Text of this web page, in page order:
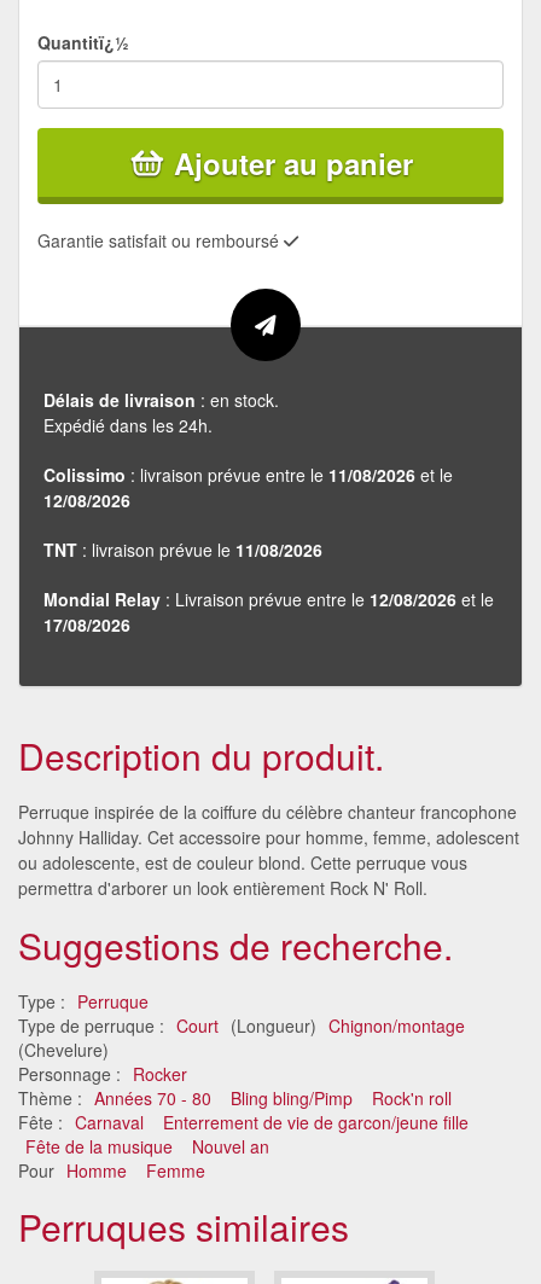
Quantitï¿½
Ajouter au panier
Garantie satisfait ou remboursé
Délais de livraison : en stock.
Expédié dans les 24h.
Colissimo : livraison prévue entre le 11/08/2026 et le
12/08/2026
TNT : livraison prévue le 11/08/2026
Mondial Relay : Livraison prévue entre le 12/08/2026 et le
17/08/2026
Description du produit.
Perruque inspirée de la coiffure du célèbre chanteur francophone
Johnny Halliday. Cet accessoire pour homme, femme, adolescent
ou adolescente, est de couleur blond. Cette perruque vous
permettra d'arborer un look entièrement Rock N' Roll.
Suggestions de recherche.
Type : Perruque
Type de perruque : Court (Longueur) Chignon/montage
(Chevelure)
Personnage : Rocker
Thème : Années 70 - 80 Bling bling/Pimp
Rock'n roll
Fête : Carnaval
Enterrement de vie de garcon/jeune fille
Fête de la musique
Nouvel an
Pour Homme Femme
Perruques similaires